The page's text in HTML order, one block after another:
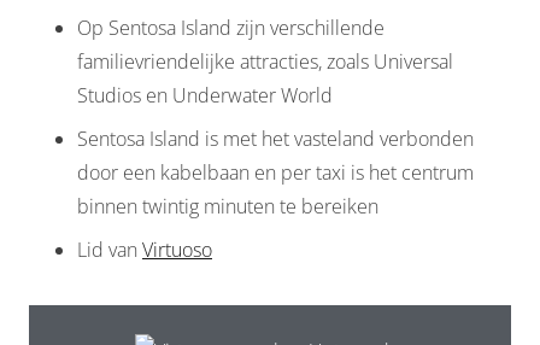
Op Sentosa Island zijn verschillende
familievriendelijke attracties, zoals Universal
Studios en Underwater World
Sentosa Island is met het vasteland verbonden
door een kabelbaan en per taxi is het centrum
binnen twintig minuten te bereiken
Lid van Virtuoso